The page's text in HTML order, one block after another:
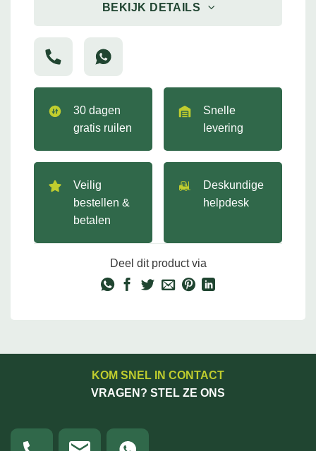
BEKIJK DETAILS
30 dagen
gratis ruilen
Snelle
levering
Veilig
bestellen &
betalen
Deskundige
helpdesk
Deel dit product via
KOM SNEL IN CONTACT
VRAGEN? STEL ZE ONS